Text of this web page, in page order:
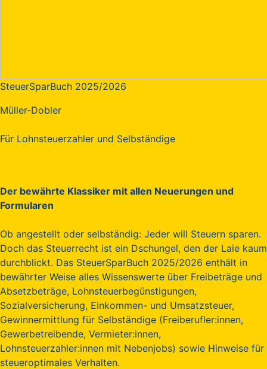
SteuerSparBuch 2025/2026
Müller-Dobler
Für Lohnsteuerzahler und Selbständige
Der bewährte Klassiker mit allen Neuerungen und
Formularen
Ob angestellt oder selbständig: Jeder will Steuern sparen.
Doch das Steuerrecht ist ein Dschungel, den der Laie kaum
durchblickt. Das SteuerSparBuch 2025/2026 enthält in
bewährter Weise alles Wissenswerte über Freibeträge und
Absetzbeträge, Lohnsteuerbegünstigungen,
Sozialversicherung, Einkommen- und Umsatzsteuer,
Gewinnermittlung für Selbständige (Freiberufler:innen,
Gewerbetreibende, Vermieter:innen,
Lohnsteuerzahler:innen mit Nebenjobs) sowie Hinweise für
steueroptimales Verhalten.